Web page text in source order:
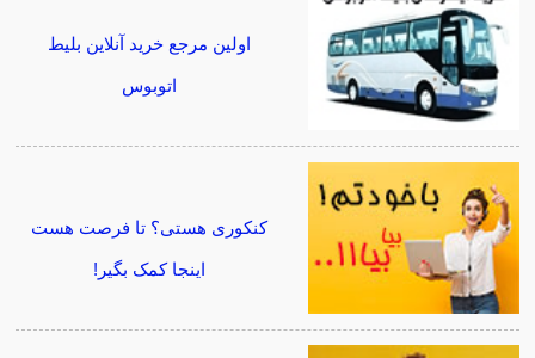
اولین مرجع خرید آنلاین بلیط
اتوبوس
کنکوری هستی؟ تا فرصت هست
اینجا کمک بگیر!